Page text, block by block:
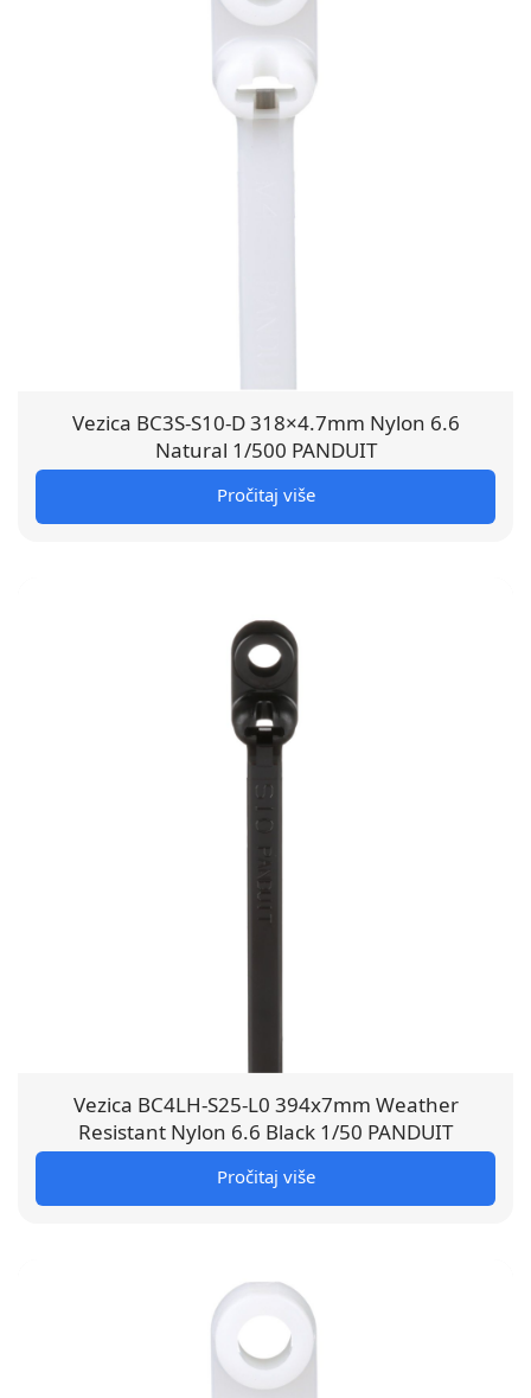
Vezica BC3S-S10-D 318×4.7mm Nylon 6.6
Natural 1/500 PANDUIT
Pročitaj više
Vezica BC4LH-S25-L0 394x7mm Weather
Resistant Nylon 6.6 Black 1/50 PANDUIT
Pročitaj više